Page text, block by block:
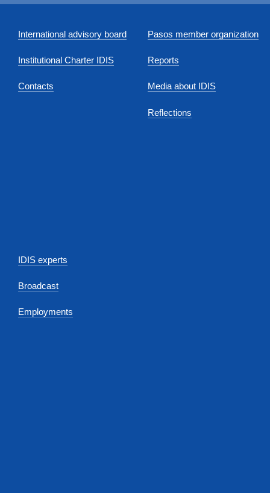
International advisory board
Institutional Charter IDIS
Contacts
Pasos member organization
Reports
Media about IDIS
Reflections
IDIS experts
Broadcast
Employments